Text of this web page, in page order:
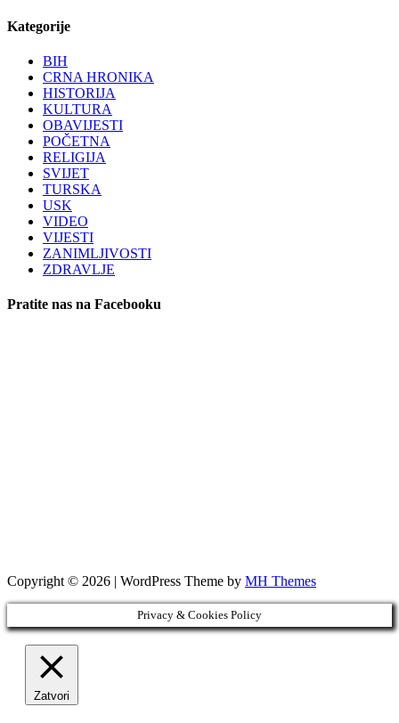
Kategorije
BIH
CRNA HRONIKA
HISTORIJA
KULTURA
OBAVIJESTI
POČETNA
RELIGIJA
SVIJET
TURSKA
USK
VIDEO
VIJESTI
ZANIMLJIVOSTI
ZDRAVLJE
Pratite nas na Facebooku
Copyright © 2026 | WordPress Theme by MH Themes
Privacy & Cookies Policy
Zatvori